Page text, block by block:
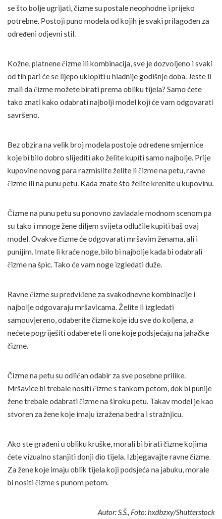
se što bolje ugrijati, čizme su postale neophodne i prijeko
potrebne. Postoji puno modela od kojih je svaki prilagođen za
određeni odjevni stil.
Kožne, platnene čizme ili kombinacija, sve je dozvoljeno i svaki
od tih pari će se lijepo uklopiti u hladnije godišnje doba. Jeste li
znali da čizme možete birati prema obliku tijela? Samo ćete
tako znati kako odabrati najbolji model koji će vam odgovarati
savršeno.
Bez obzira na velik broj modela postoje određene smjernice
koje bi bilo dobro slijediti ako želite kupiti samo najbolje. Prije
kupovine novog para razmislite želite li čizme na petu, ravne
čizme ili na punu petu. Kada znate što želite krenite u kupovinu.
Čizme na punu petu su ponovno zavladale modnom scenom pa
su tako i mnoge žene diljem svijeta odlučile kupiti baš ovaj
model. Ovakve čizme će odgovarati mršavim ženama, ali i
punijim. Imate li kraće noge, bilo bi najbolje kada bi odabrali
čizme na špic. Tako će vam noge izgledati duže.
Ravne čizme su predviđene za svakodnevne kombinacije i
najbolje odgovaraju mršavicama. Želite li izgledati
samouvjereno, odaberite čizme koje idu sve do koljena, a
nećete pogriješiti odaberete li one koje podsjećaju na jahačke
čizme.
Čizme na petu su odličan odabir za sve posebne prilike.
Mršavice bi trebale nositi čizme s tankom petom, dok bi punije
žene trebale odabrati čizme na široku petu. Takav model je kao
stvoren za žene koje imaju izražena bedra i stražnjicu.
Ako ste građeni u obliku kruške, morali bi birati čizme kojima
ćete vizualno stanjiti donji dio tijela. Izbjegavajte ravne čizme.
Za žene koje imaju oblik tijela koji podsjeća na jabuku, morale
bi nositi čizme s punom petom.
Autor: S.Š., Foto: hxdbzxy/Shutterstock